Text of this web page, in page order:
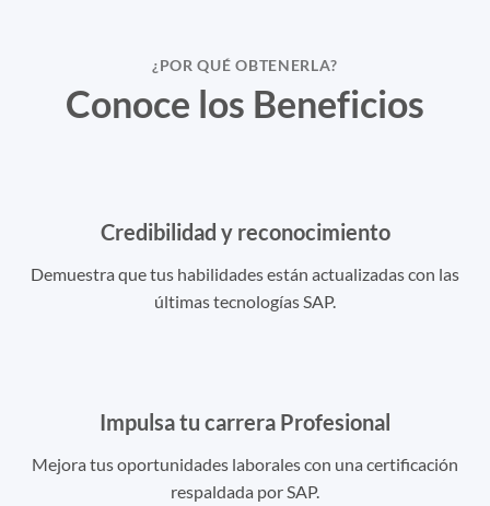
¿POR QUÉ OBTENERLA?
Conoce los Beneficios
Credibilidad y reconocimiento
Demuestra que tus habilidades están actualizadas con las
últimas tecnologías SAP.
Impulsa tu carrera Profesional
Mejora tus oportunidades laborales con una certificación
respaldada por SAP.